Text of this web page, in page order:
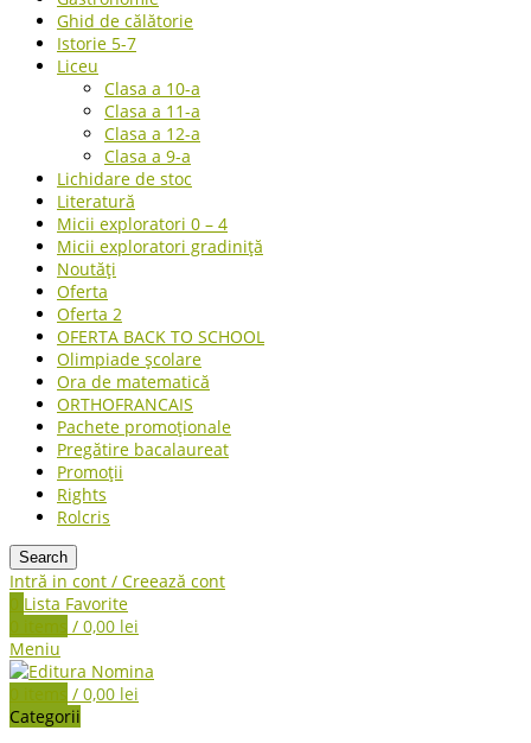
Ghid de călătorie
Istorie 5-7
Liceu
Clasa a 10-a
Clasa a 11-a
Clasa a 12-a
Clasa a 9-a
Lichidare de stoc
Literatură
Micii exploratori 0 – 4
Micii exploratori gradiniță
Noutăți
Oferta
Oferta 2
OFERTA BACK TO SCHOOL
Olimpiade școlare
Ora de matematică
ORTHOFRANCAIS
Pachete promoționale
Pregătire bacalaureat
Promoții
Rights
Rolcris
Search
Intră in cont / Creează cont
0 Lista Favorite
0 items / 0,00 lei
Meniu
0 items / 0,00 lei
Categorii